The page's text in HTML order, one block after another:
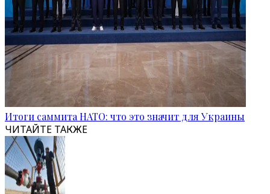
Итоги саммита НАТО: что это значит для Украины
ЧИТАЙТЕ ТАКЖЕ